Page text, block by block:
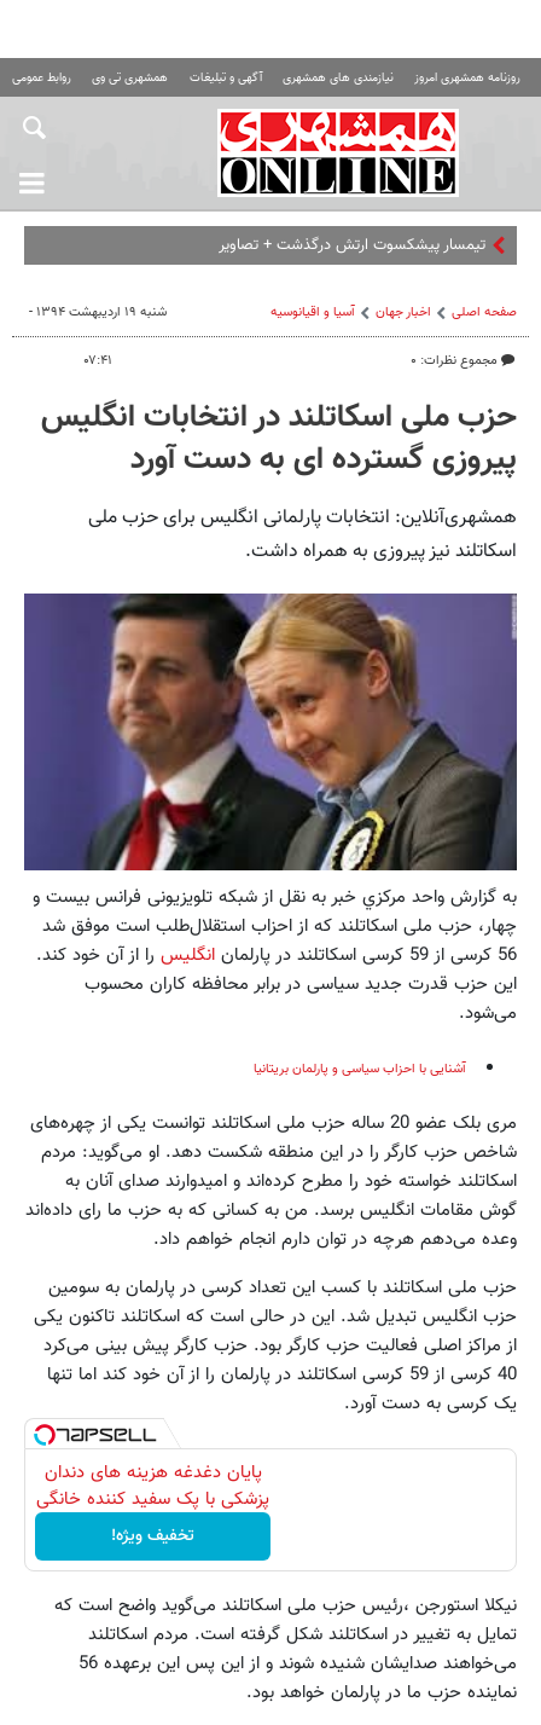
روزنامه همشهری امروز نیازمندی های همشهری آگهی و تبلیغات همشهری تی وی روابط عمومی
تیمسار پیشکسوت ارتش درگذشت + تصاویر
صفحه اصلی اخبار جهان آسیا و اقیانوسیه
مجموع نظرات: ۰
شنبه ۱۹ اردیبهشت ۱۳۹۴ -
۰۷:۴۱
حزب ملی اسکاتلند در انتخابات انگلیس
پیروزی گسترده ای به دست آورد
همشهری‌آنلاین: انتخابات پارلمانی انگلیس برای حزب ملی
اسکاتلند نیز پیروزی به همراه داشت.
به گزارش واحد مركزي خبر به نقل از شبکه تلویزیونی فرانس بیست و
چهار، حزب ملی اسکاتلند که از احزاب استقلال‌طلب است موفق شد
56 کرسی از 59 کرسی اسکاتلند در پارلمان
انگلیس را از آن خود کند.
این حزب قدرت جدید سیاسی در برابر محافظه کاران محسوب
می‌شود.
آشنایی با احزاب سیاسی و پارلمان بریتانیا
مری بلک عضو 20 ساله حزب ملی اسکاتلند توانست یکی از چهره‌های
شاخص حزب کارگر را در این منطقه شکست دهد. او می‌گوید: مردم
اسکاتلند خواسته خود را مطرح کرده‌اند و امیدوارند صدای آنان به
گوش مقامات انگلیس برسد. من به کسانی که به حزب ما رای داده‌اند
وعده می‌دهم هرچه در توان دارم انجام خواهم داد.
حزب ملی اسکاتلند با کسب این تعداد کرسی در پارلمان به سومین
حزب انگلیس تبدیل شد. این در حالی است که اسکاتلند تاکنون یکی
از مراکز اصلی فعالیت حزب کارگر بود. حزب کارگر پیش بینی می‌کرد
40 کرسی از 59 کرسی اسکاتلند در پارلمان را از آن خود کند اما تنها
یک کرسی به دست آورد.
پایان دغدغه هزینه های دندان
پزشکی با پک سفید کننده خانگی
تخفیف ویژه!
نیکلا استورجن ،رئیس حزب ملی اسکاتلند می‌گوید واضح است که
تمایل به تغییر در اسکاتلند شکل گرفته است. مردم اسکاتلند
می‌خواهند صدایشان شنیده شوند و از این پس این برعهده 56
نماینده حزب ما در پارلمان خواهد بود.